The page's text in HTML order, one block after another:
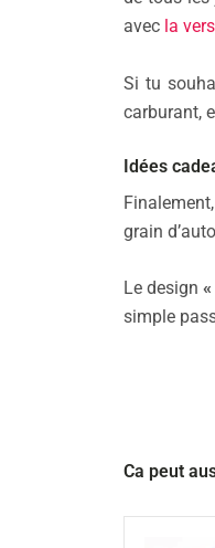
avec la
Si tu
carburant,
Idées
grain
Le design
simple
Ca peut